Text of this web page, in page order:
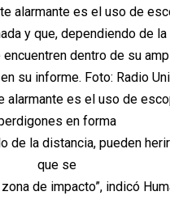
alarmante es el uso de
en forma
de la distancia, pueden
que se
de impacto”, indicó